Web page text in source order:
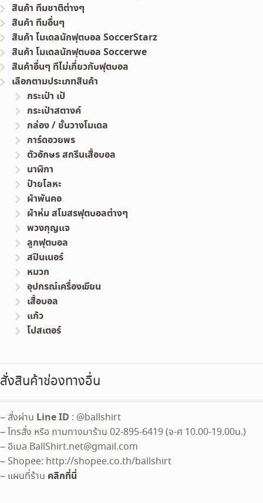
สินค้า ทีมชาติต่างๆ
สินค้า ทีมอื่นๆ
สินค้า โมเดลนักฟุตบอล SoccerStarz
สินค้า โมเดลนักฟุตบอล Soccerwe
สินค้าอื่นๆ ทีไม่เกี่ยวกับฟุตบอล
เลือกตามประเภทสินค้า
กระเป๋า เป้
กระเป๋าสตางค์
กล่อง / ชั้นวางโมเดล
การ์ดอวยพร
ตัวอักษร สกรีนเสื้อบอล
นาฬิกา
ป้ายโลหะ
ผ้าพันคอ
ผ้าห่ม สโมสรฟุตบอลต่างๆ
พวงกุญแจ
ลูกฟุตบอล
สปินเนอร์
หมวก
อุปกรณ์เครื่องเขียน
เสื้อบอล
แก้ว
โปสเตอร์
สั่งสินค้าช่องทางอื่น
– สั่งผ่าน Line ID : @ballshirt
– โทรสั่ง หรือ ถามทางมาร้าน 02-895-6419 (จ-ศ 10.00-19.00น.)
– อีเมล BallShirt.net@gmail.com
– Shopee: http://shopee.co.th/ballshirt
– แผนที่ร้าน คลิกที่นี่